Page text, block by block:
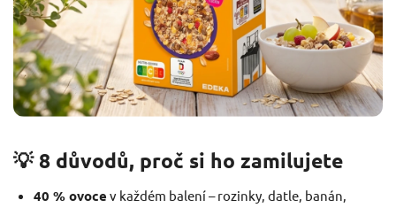
💡 8 důvodů, proč si ho zamilujete
40 % ovoce v každém balení – rozinky, datle, banán,